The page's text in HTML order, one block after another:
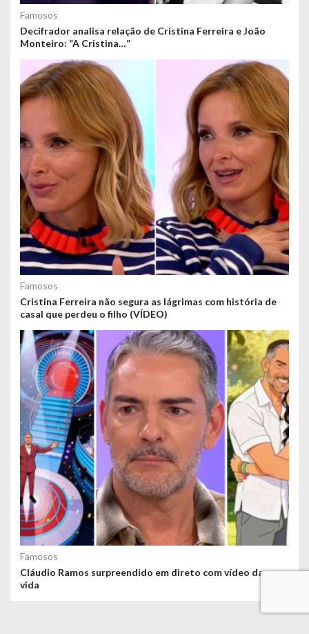
Famosos
Decifrador analisa relação de Cristina Ferreira e João
Monteiro: “A Cristina…”
Famosos
Cristina Ferreira não segura as lágrimas com história de
casal que perdeu o filho (VÍDEO)
Famosos
Cláudio Ramos surpreendido em direto com vídeo da sua
vida